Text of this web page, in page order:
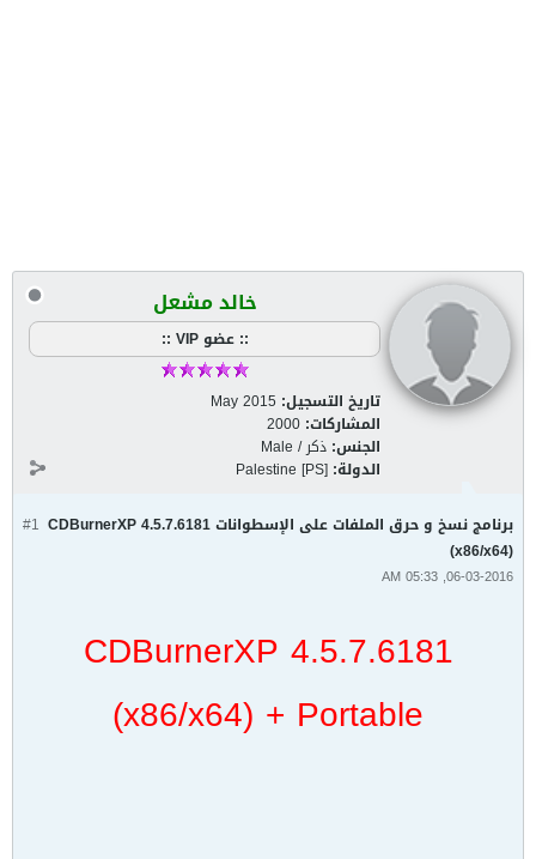
خالد مشعل
:: عضو VIP ::
تاريخ التسجيل: May 2015
المشاركات: 2000
الجنس: ذكر / Male
الدولة: Palestine [PS]
#1 برنامج نسخ و حرق الملفات على الإسطوانات CDBurnerXP 4.5.7.6181
(x86/x64)
06-03-2016, 05:33 AM
CDBurnerXP 4.5.7.6181
(x86/x64) + Portable